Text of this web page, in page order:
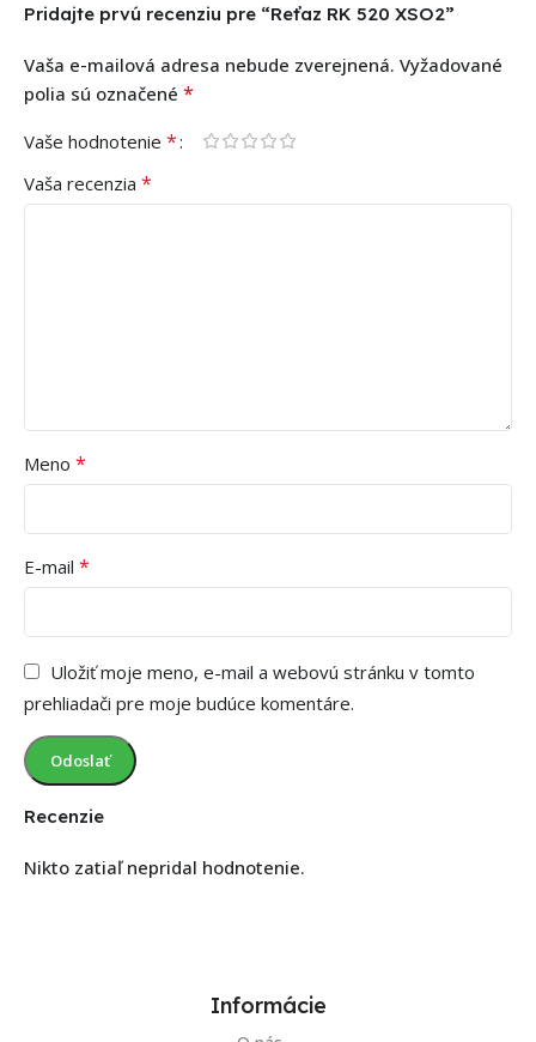
Recenzie
Nikto zatiaľ nepridal hodnotenie.
Pridajte prvú recenziu pre “Reťaz RK 520 XSO2”
Vaša e-mailová adresa nebude zverejnená. Vyžadované
polia sú označené *
Vaše hodnotenie *
Vaša recenzia *
Meno *
E-mail *
Uložiť moje meno, e-mail a webovú stránku v tomto
prehliadači pre moje budúce komentáre.
Informácie